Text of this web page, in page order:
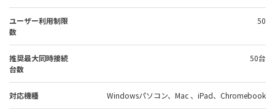
ユーザー利用制限
数
50
推奨最大同時接続
台数
50台
対応機種 Windowsパソコン、Mac 、iPad、Chromebook